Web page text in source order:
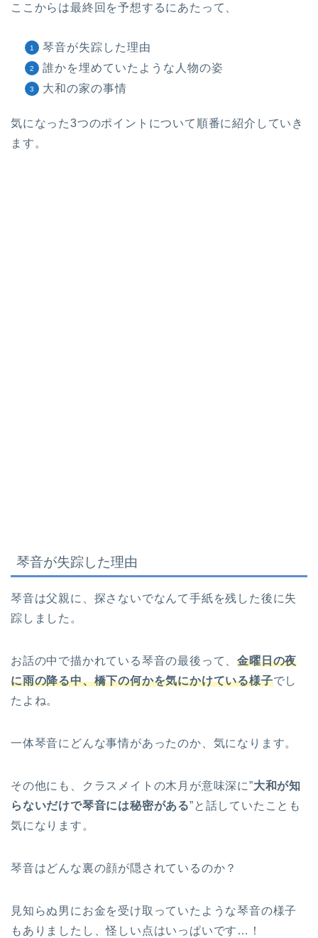
ここからは最終回を予想するにあたって、
琴音が失踪した理由
誰かを埋めていたような人物の姿
大和の家の事情
気になった3つのポイントについて順番に紹介していき
ます。
琴音が失踪した理由
琴音は父親に、探さないでなんて手紙を残した後に失
踪しました。
お話の中で描かれている琴音の最後って、金曜日の夜
に雨の降る中、橋下の何かを気にかけている様子でし
たよね。
一体琴音にどんな事情があったのか、気になります。
その他にも、クラスメイトの木月が意味深に”大和が知
らないだけで琴音には秘密がある”と話していたことも
気になります。
琴音はどんな裏の顔が隠されているのか？
見知らぬ男にお金を受け取っていたような琴音の様子
もありましたし、怪しい点はいっぱいです…！